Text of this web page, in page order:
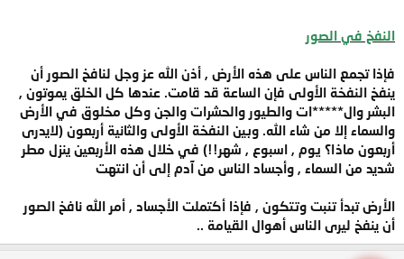
النفخ في الصور
فإذا تجمع الناس على هذه الأرض , أذن الله عز وجل لنافخ الصور أن
ينفخ النفخة الأولى فإن الساعة قد قامت. عندها كل الخلق يموتون ,
البشر وال*****ات والطيور والحشرات والجن وكل مخلوق في الأرض
والسماء إلا من شاء الله. وبين النفخة الأولى والثانية أربعون (لايدرى
أربعون ماذا؟ يوم , اسبوع , شهر!!) في خلال هذه الأربعين ينزل مطر
شديد من السماء , وأجساد الناس من آدم إلى أن انتهت
الأرض تبدأ تنبت وتتكون , فإذا أكتملت الأجساد , أمر الله نافخ الصور
أن ينفخ ليرى الناس أهوال القيامة ..